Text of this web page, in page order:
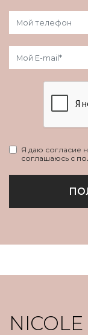
Я даю согласие
соглашаюсь с
NICOLE